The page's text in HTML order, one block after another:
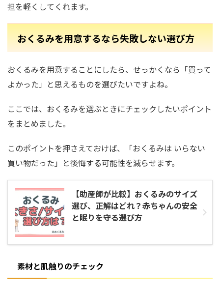
担を軽くしてくれます。
おくるみを用意するなら失敗しない選び方
おくるみを用意することにしたら、せっかくなら「買って
よかった」と思えるものを選びたいですよね。
ここでは、おくるみを選ぶときにチェックしたいポイント
をまとめました。
このポイントを押さえておけば、「おくるみは いらない
買い物だった」と後悔する可能性を減らせます。
【助産師が比較】おくるみのサイズ
選び、正解はどれ？赤ちゃんの安全
と眠りを守る選び方
素材と肌触りのチェック